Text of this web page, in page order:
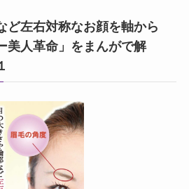
ど左右対称なお顔を軸から
美人革命」をまんがで解